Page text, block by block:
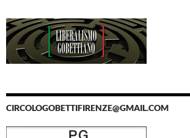
CIRCOLOGOBETTIFIRENZE@GMAIL.COM